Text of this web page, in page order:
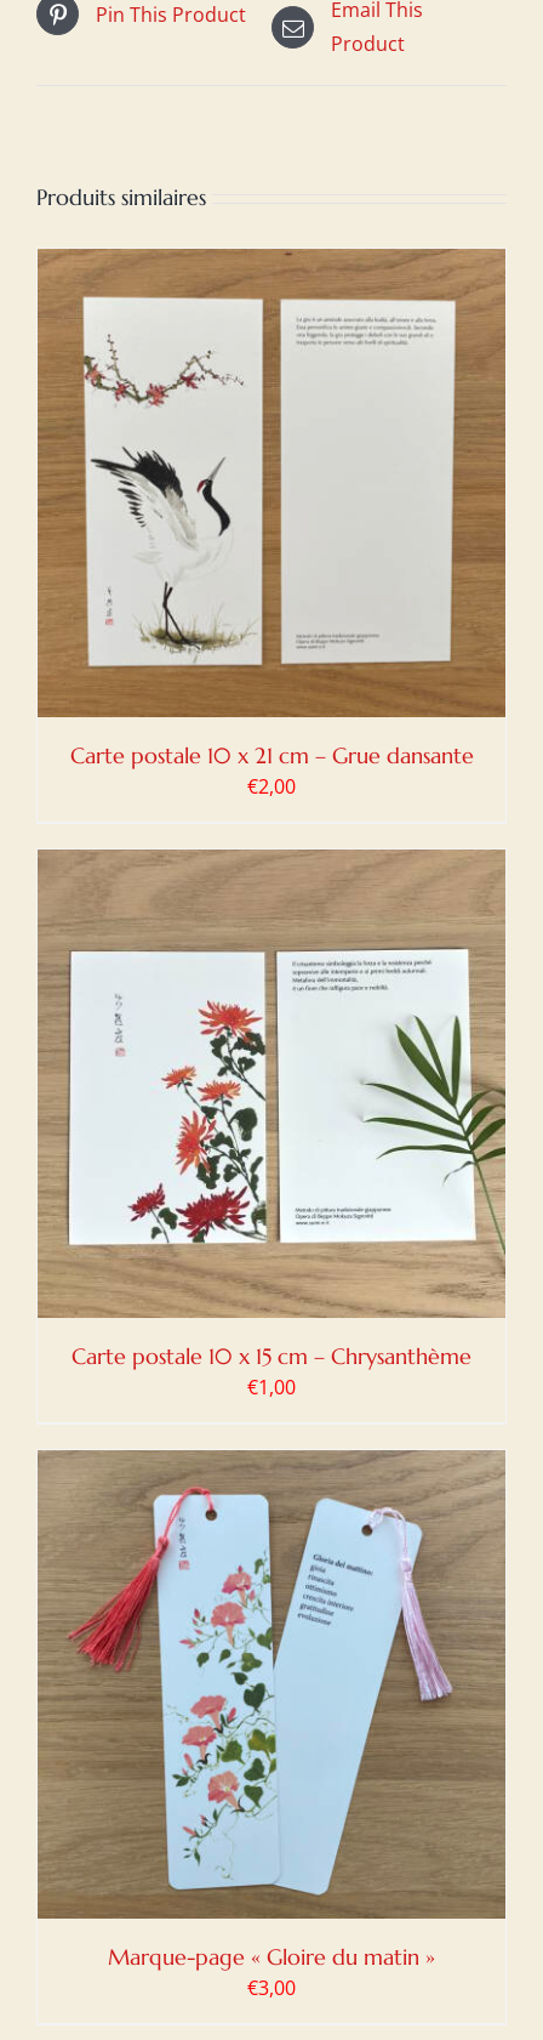
Pin This Product
Email This
Product
Produits similaires
Carte postale 10 x 21 cm – Grue dansante
€2,00
Carte postale 10 x 15 cm – Chrysanthème
€1,00
Marque-page « Gloire du matin »
€3,00